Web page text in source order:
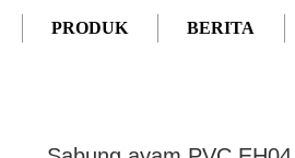
PRODUK BERITA